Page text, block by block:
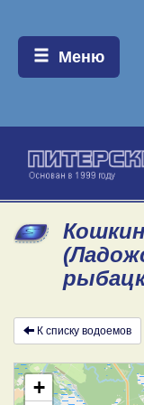
Меню:
Меню
К списку водоемов
+